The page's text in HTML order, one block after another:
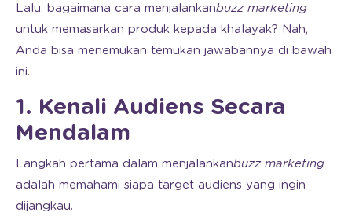
Lalu, bagaimana cara menjalankanbuzz marketing
untuk memasarkan produk kepada khalayak? Nah,
Anda bisa menemukan temukan jawabannya di bawah
ini.
1. Kenali Audiens Secara
Mendalam
Langkah pertama dalam menjalankanbuzz marketing
adalah memahami siapa target audiens yang ingin
dijangkau.